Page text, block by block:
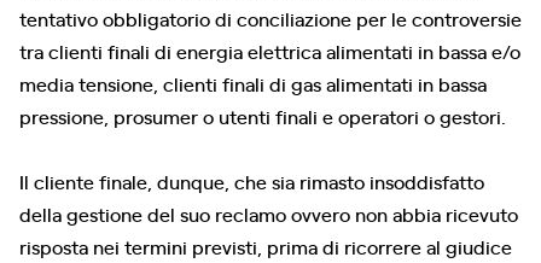
tentativo obbligatorio di conciliazione per le controversie
tra clienti finali di energia elettrica alimentati in bassa e/o
media tensione, clienti finali di gas alimentati in bassa
pressione, prosumer o utenti finali e operatori o gestori.
Il cliente finale, dunque, che sia rimasto insoddisfatto
della gestione del suo reclamo ovvero non abbia ricevuto
risposta nei termini previsti, prima di ricorrere al giudice